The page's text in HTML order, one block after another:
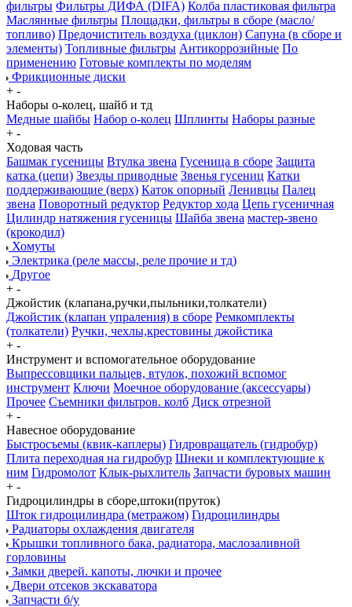
фильтры Фильтры ДИФА (DIFA) Колба пластиковая фильтра
Маслянные фильтры Площадки, фильтры в сборе (масло/
топливо) Предочиститель воздуха (циклон) Сапуна (в сборе и
элементы) Топливные фильтры Антикоррозийные По
применению Готовые комплекты по моделям
Фрикционные диски
+ -
Наборы о-колец, шайб и тд
Медные шайбы Набор о-колец Шплинты Наборы разные
+ -
Ходовая часть
Башмак гусеницы Втулка звена Гусеница в сборе Защита
катка (цепи) Звезды приводные Звенья гусениц Катки
поддерживающие (верх) Каток опорный Ленивцы Палец
звена Поворотный редуктор Редуктор хода Цепь гусеничная
Цилиндр натяжения гусеницы Шайба звена мастер-звено
(крокодил)
Хомуты
Электрика (реле массы, реле прочие и тд)
Другое
+ -
Джойстик (клапана,ручки,пыльники,толкатели)
Джойстик (клапан упраления) в сборе Ремкомплекты
(толкатели) Ручки, чехлы,крестовины джойстика
+ -
Инструмент и вспомогательное оборудование
Выпрессовщики пальцев, втулок, похожий вспомог
инструмент Ключи Моечное оборудование (аксессуары)
Прочее Съемники фильтров. колб Диск отрезной
+ -
Навесное оборудование
Быстросъемы (квик-каплеры) Гидровращатель (гидробур)
Плита переходная на гидробур Шнеки и комплектующие к
ним Гидромолот Клык-рыхлитель Запчасти буровых машин
+ -
Гидроцилиндры в сборе,штоки(пруток)
Шток гидроцилиндра (метражом) Гидроцилиндры
Радиаторы охлаждения двигателя
Крышки топливного бака, радиатора, маслозаливной
горловины
Замки дверей. капоты, лючки и прочее
Двери отсеков экскаватора
Запчасти б/у